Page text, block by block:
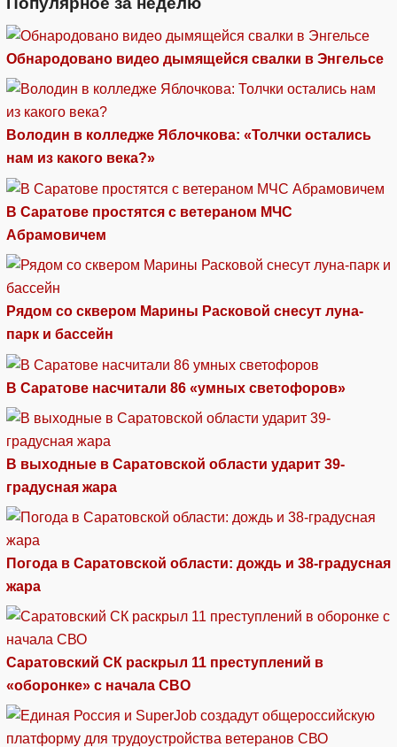
Обнародовано видео дымящейся свалки в Энгельсе
Володин в колледже Яблочкова: «Толчки остались
нам из какого века?»
В Саратове простятся с ветераном МЧС
Абрамовичем
Рядом со сквером Марины Расковой снесут луна-
парк и бассейн
В Саратове насчитали 86 «умных светофоров»
В выходные в Саратовской области ударит 39-
градусная жара
Погода в Саратовской области: дождь и 38-градусная
жара
Саратовский СК раскрыл 11 преступлений в
«оборонке» с начала СВО